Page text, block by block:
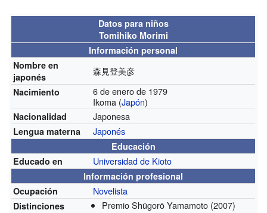
Datos para niños
Tomihiko Morimi
Información personal
Nombre en
japonés
森見登美彦
Nacimiento
6 de enero de 1979
Ikoma (Japón)
Nacionalidad Japonesa
Lengua materna Japonés
Educación
Educado en
Universidad de Kioto
Información profesional
Ocupación
Novelista
Distinciones Premio Shūgorō Yamamoto (2007)